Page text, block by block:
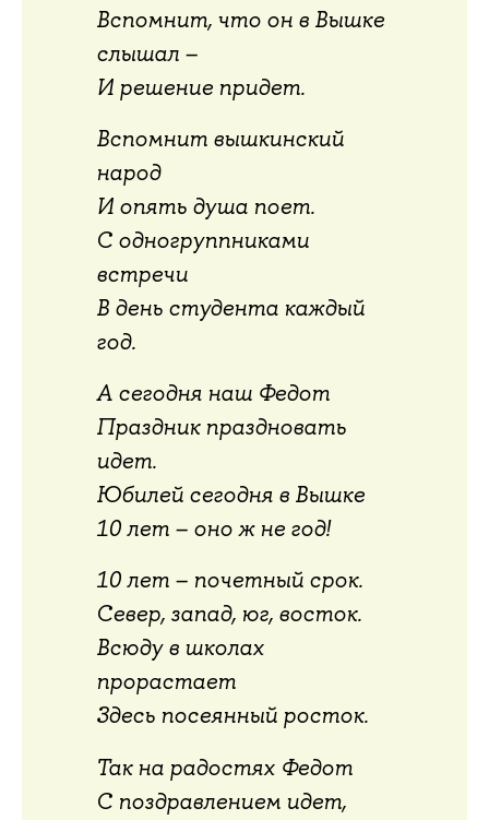
Вспомнит, что он в Вышке
слышал –
И решение придет.
Вспомнит вышкинский
народ
И опять душа поет.
С одногруппниками
встречи
В день студента каждый
год.
А сегодня наш Федот
Праздник праздновать
идет.
Юбилей сегодня в Вышке
10 лет – оно ж не год!
10 лет – почетный срок.
Север, запад, юг, восток.
Всюду в школах
прорастает
Здесь посеянный росток.
Так на радостях Федот
С поздравлением идет,